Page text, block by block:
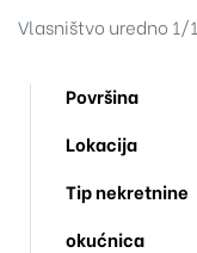
Vlasništvo uredno 1/
Površina
Lokacija
Tip nekretnine
okućnica